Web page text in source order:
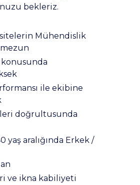
bekleriz.
Mühendislik
konusunda
ile ekibine
doğrultusunda
yaş aralığında Erkek /
ve ikna kabiliyeti